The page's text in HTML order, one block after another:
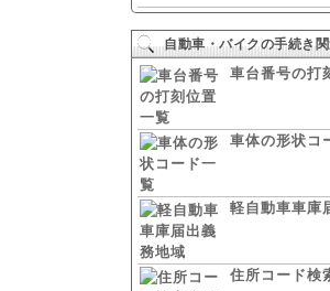
自動車・バイクの手続き
車台番号の打
車体の形状コ
軽自動車車庫
住所コード検